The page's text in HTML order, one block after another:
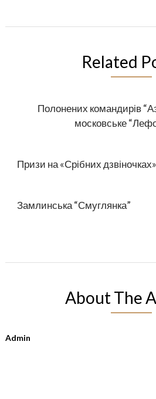
Related
Полонених командирів
московське
Призи на «Срібних дзвіночках»
Замлинська “Смуглянка”
About The
Admin